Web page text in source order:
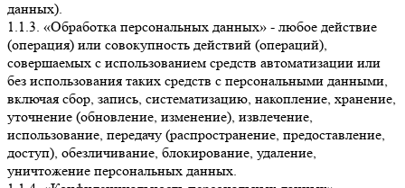
данных).
1.1.3. «Обработка персональных данных» - любое действие
(операция) или совокупность действий (операций),
совершаемых с использованием средств автоматизации или
без использования таких средств с персональными данными,
включая сбор, запись, систематизацию, накопление, хранение,
уточнение (обновление, изменение), извлечение,
использование, передачу (распространение, предоставление,
доступ), обезличивание, блокирование, удаление,
уничтожение персональных данных.